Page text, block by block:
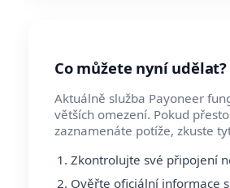
Co můžete nyní udělat?
Aktuálně služba Payoneer
větších omezení. Pokud přesto
zaznamenáte potíže, zkuste
Zkontrolujte své připojení
Ověřte oficiální informace